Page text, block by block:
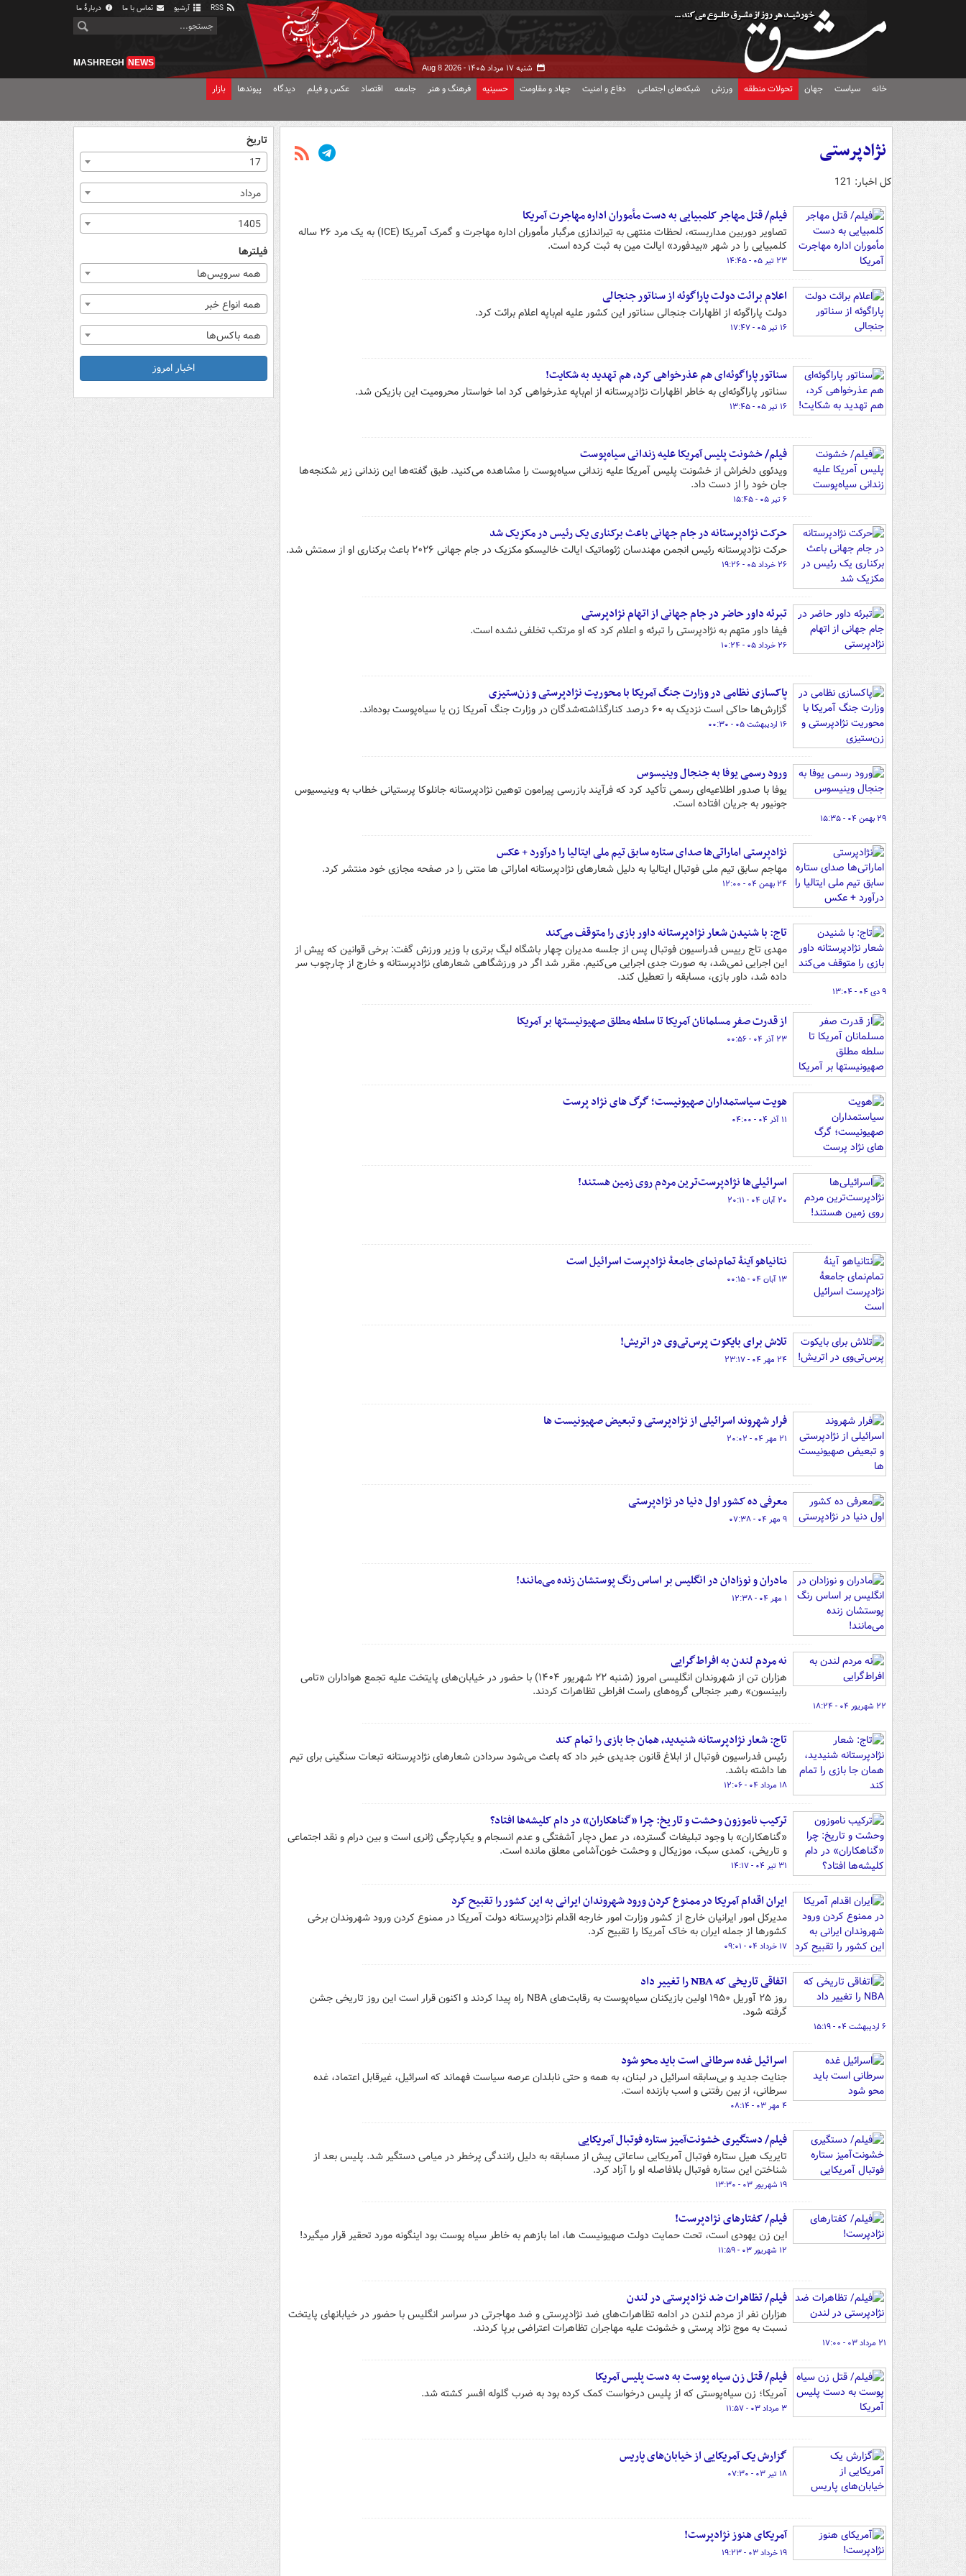
آرشیو تماس با ما دربارهٔ ما
شنبه ۱۷ مرداد ۱۴۰۵ - Aug 8 2026
MASHREGH NEWS
خانه سیاست جهان تحولات منطقه ورزش شبکه‌های اجتماعی دفاع و امنیت جهاد و مقاومت حسینیه فرهنگ و هنر جامعه اقتصاد عکس و فیلم دیدگاه پیوندها بازار
نژادپرستی
کل اخبار: 121
فیلم/ قتل مهاجر کلمبیایی به دست مأموران اداره مهاجرت آمریکا
تصاویر دوربین مداربسته، لحظات منتهی به تیراندازی مرگبار مأموران اداره مهاجرت و گمرک آمریکا (ICE) به یک مرد ۲۶ ساله
کلمبیایی را در شهر «بیدفورد» ایالت مین به ثبت کرده است.
۲۳ تیر ۰۵ - ۱۴:۴۵
اعلام برائت دولت پاراگوئه از سناتور جنجالی
دولت پاراگوئه از اظهارات جنجالی سناتور این کشور علیه ام‌باپه اعلام برائت کرد.
۱۶ تیر ۰۵ - ۱۷:۴۷
سناتور پاراگوئه‌ای هم عذرخواهی کرد، هم تهدید به شکایت!
سناتور پاراگوئه‌ای به خاطر اظهارات نژادپرستانه از ام‌باپه عذرخواهی کرد اما خواستار محرومیت این بازیکن شد.
۱۶ تیر ۰۵ - ۱۳:۴۵
فیلم/ خشونت پلیس آمریکا علیه زندانی سیاه‌پوست
ویدئوی دلخراش از خشونت پلیس آمریکا علیه زندانی سیاه‌پوست را مشاهده می‌کنید. طبق گفته‌ها این زندانی زیر شکنجه‌ها
جان خود را از دست داد.
۶ تیر ۰۵ - ۱۵:۴۵
حرکت نژادپرستانه در جام جهانی باعث برکناری یک رئیس در مکزیک شد
حرکت نژادپرستانه رئیس انجمن مهندسان ژئوماتیک ایالت خالیسکو مکزیک در جام جهانی ۲۰۲۶ باعث برکناری او از سمتش شد.
۲۶ خرداد ۰۵ - ۱۹:۲۶
تبرئه داور حاضر در جام جهانی از اتهام نژادپرستی
فیفا داور متهم به نژادپرستی را تبرئه و اعلام کرد که او مرتکب تخلفی نشده است.
۲۶ خرداد ۰۵ - ۱۰:۲۴
پاکسازی نظامی در وزارت جنگ آمریکا با محوریت نژادپرستی و زن‌ستیزی
گزارش‌ها حاکی است نزدیک به ۶۰ درصد کنارگذاشته‌شدگان در وزارت جنگ آمریکا زن یا سیاه‌پوست بوده‌اند.
۱۶ اردیبهشت ۰۵ - ۰۰:۳۰
ورود رسمی یوفا به جنجال وینیسوس
یوفا با صدور اطلاعیه‌ای رسمی تأکید کرد که فرآیند بازرسی پیرامون توهین نژادپرستانه ‏جانلوکا پرستیانی خطاب به وینیسیوس
جونیور به جریان افتاده است‎.‎
۲۹ بهمن ۰۴ - ۱۵:۳۵
نژادپرستی اماراتی‌ها صدای ستاره سابق تیم ملی ایتالیا را درآورد + عکس
مهاجم سابق تیم ملی فوتبال ایتالیا به دلیل شعارهای نژادپرستانه اماراتی ها متنی را در صفحه مجازی خود منتشر کرد.
۲۴ بهمن ۰۴ - ۱۲:۰۰
تاج: با شنیدن شعار نژادپرستانه داور بازی را متوقف می‌کند
مهدی تاج رییس فدراسیون فوتبال پس از جلسه مدیران چهار باشگاه لیگ برتری با وزیر ورزش گفت: برخی قوانین که پیش از
این اجرایی نمی‌شد، به صورت جدی اجرایی می‌کنیم. مقرر شد اگر در ورزشگاهی شعارهای نژادپرستانه و خارج از چارچوب سر
داده شد، داور بازی، مسابقه را تعطیل کند.
۹ دی ۰۴ - ۱۳:۰۴
از قدرت صفر مسلمانان آمریکا تا سلطه مطلق صهیونیستها بر آمریکا
۲۳ آذر ۰۴ - ۰۰:۵۶
هویت سیاستمداران صهیونیست؛ گرگ های نژاد پرست
۱۱ آذر ۰۴ - ۰۴:۰۰
اسرائیلی‌ها نژادپرست‌ترین مردم روی زمین هستند!
۲۰ آبان ۰۴ - ۲۰:۱۱
نتانیاهو آینهٔ تمام‌نمای جامعهٔ نژادپرست اسرائیل است
۱۳ آبان ۰۴ - ۰۰:۱۵
تلاش برای بایکوت پرس‌تی‌وی در اتریش!
۲۴ مهر ۰۴ - ۲۳:۱۷
فرار شهروند اسرائیلی از نژادپرستی و تبعیض صهیونیست ها
۲۱ مهر ۰۴ - ۲۰:۰۲
معرفی ده کشور اول دنیا در نژادپرستی
۹ مهر ۰۴ - ۰۷:۳۸
مادران و نوزادان در انگلیس بر اساس رنگ پوستشان زنده می‌مانند!
۱ مهر ۰۴ - ۱۲:۳۸
نه مردم لندن به افراط‌گرایی
هزاران تن از شهروندان انگلیسی امروز (شنبه ۲۲ شهریور ۱۴۰۴) با حضور در خیابان‌های پایتخت علیه تجمع هواداران «تامی
رابینسون» رهبر جنجالی گروه‌های راست افراطی تظاهرات کردند.
۲۲ شهریور ۰۴ - ۱۸:۲۴
تاج: شعار نژادپرستانه شنیدید، همان جا بازی را تمام کند
رئیس فدراسیون فوتبال از ابلاغ قانون جدیدی خبر داد که باعث می‌شود سردادن شعارهای نژادپرستانه تبعات سنگینی برای تیم
ها داشته باشد.
۱۸ مرداد ۰۴ - ۱۲:۰۶
ترکیب ناموزون وحشت و تاریخ: چرا «گناهکاران» در دام کلیشه‌ها افتاد؟
«گناهکاران» با وجود تبلیغات گسترده، در عمل دچار آشفتگی و عدم انسجام و یکپارچگی ژانری است و بین درام و نقد اجتماعی
و تاریخی، کمدی سبک، موزیکال و وحشت خون‌آشامی معلق مانده است.
۳۱ تیر ۰۴ - ۱۴:۱۷
ایران اقدام آمریکا در ممنوع کردن ورود شهروندان ایرانی به این کشور را تقبیح کرد
مدیرکل امور ایرانیان خارج از کشور وزارت امور خارجه اقدام نژادپرستانه دولت آمریکا در ممنوع کردن ورود شهروندان برخی
کشورها از جمله ایران به خاک آمریکا را تقبیح کرد.
۱۷ خرداد ۰۴ - ۰۹:۰۱
اتفاقی تاریخی که NBA را تغییر داد
روز ۲۵ آوریل ۱۹۵۰ اولین بازیکنان سیاه‌پوست به رقابت‌های NBA راه پیدا کردند و اکنون قرار است این روز تاریخی جشن
گرفته شود.
۶ اردیبهشت ۰۴ - ۱۵:۱۹
اسرائیل غده سرطانی است باید محو شود
جنایت جدید و بی‌سابقه اسرائیل در لبنان، به همه و حتی نابلدان عرصه سیاست فهماند که اسرائیل، غیرقابل اعتماد، غده
سرطانی، از بین رفتنی و اسب بازنده است.
۴ مهر ۰۳ - ۰۸:۱۴
فیلم/ دستگیری خشونت‌آمیز ستاره فوتبال آمریکایی
تایریک هیل ستاره فوتبال آمریکایی ساعاتی پیش از مسابقه به دلیل رانندگی پرخطر در میامی دستگیر شد. پلیس بعد از
شناختن این ستاره فوتبال بلافاصله او را آزاد کرد.
۱۹ شهریور ۰۳ - ۱۳:۳۰
فیلم/ کفتارهای نژادپرست!
این زن یهودی است، تحت حمایت دولت صهیونیست ها، اما بازهم به خاطر سیاه ‌پوست بود اینگونه مورد تحقیر قرار میگیرد!
۱۲ شهریور ۰۳ - ۱۱:۵۹
فیلم/ تظاهرات ضد نژادپرستی در لندن
هزاران نفر از مردم لندن در ادامه تظاهرات‌های ضد نژادپرستی و ضد مهاجرتی در سراسر انگلیس با حضور در خیابانهای پایتخت
نسبت به موج نژاد پرستی و خشونت علیه مهاجران تظاهرات اعتراضی برپا کردند.
۲۱ مرداد ۰۳ - ۱۷:۰۰
فیلم/ قتل زن سیاه پوست به دست پلیس آمریکا
آمریکا؛ زن سیاه‌پوستی که از پلیس درخواست کمک کرده بود به ضرب گلوله افسر کشته شد.
۳ مرداد ۰۳ - ۱۱:۵۷
گزارش یک آمریکایی از خیابان‌های پاریس
۱۸ تیر ۰۳ - ۰۷:۳۰
آمریکای هنوز نژادپرست!
۱۹ خرداد ۰۳ - ۱۹:۲۳
تاریخ
17
مرداد
1405
فیلترها
همه سرویس‌ها
همه انواع خبر
همه باکس‌ها
اخبار امروز